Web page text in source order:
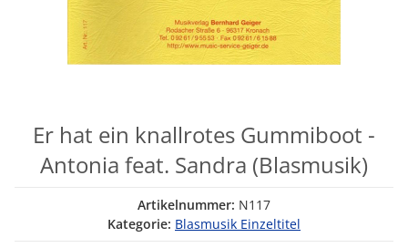
Er hat ein knallrotes Gummiboot -
Antonia feat. Sandra (Blasmusik)
Artikelnummer: N117
Kategorie: Blasmusik Einzeltitel